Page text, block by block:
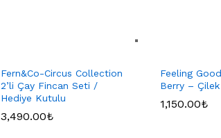
Fern&Co-Circus Collection
2’li Çay Fincan Seti /
Hediye Kutulu
3,490.00₺
Feeling
Berry –
1,150.00₺